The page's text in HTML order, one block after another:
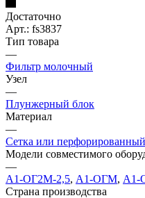
Достаточно
Арт.: fs3837
Тип товара
—
Фильтр молочный
Узел
—
Плунжерный блок
Материал
—
Сетка или
Модели совместимого
—
А1-ОГ2М-2,5, А1-ОГМ, А1-
Страна производства